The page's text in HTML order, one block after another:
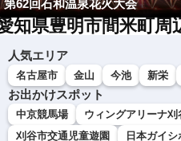
第62回石和温泉花火大会
知県豊明市間米町周
人気エリア
名古屋市 金山 今池 新栄
お出かけスポット
中京競馬場 ウィングアリーナ刈
刈谷市交通児童遊園
日本ガイシ